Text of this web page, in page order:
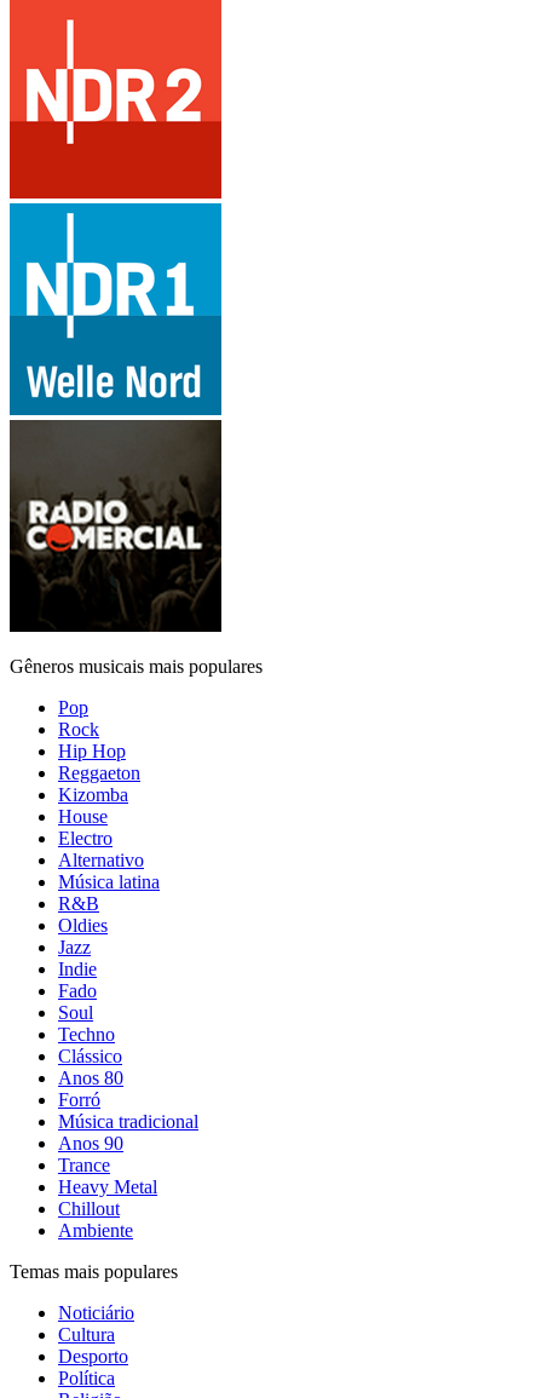
Gêneros musicais mais populares
Pop
Rock
Hip Hop
Reggaeton
Kizomba
House
Electro
Alternativo
Música latina
R&B
Oldies
Jazz
Indie
Fado
Soul
Techno
Clássico
Anos 80
Forró
Música tradicional
Anos 90
Trance
Heavy Metal
Chillout
Ambiente
Temas mais populares
Noticiário
Cultura
Desporto
Política